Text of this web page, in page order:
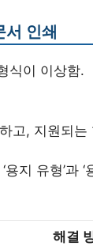
서 인쇄
식이 이상함.
고, 지원되는
지 유형’과 ‘
해결